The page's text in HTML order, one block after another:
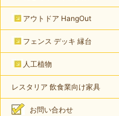
アウトドア HangOut
フェンス デッキ 縁台
人工植物
レスタリア 飲食業向け家具
お問い合わせ